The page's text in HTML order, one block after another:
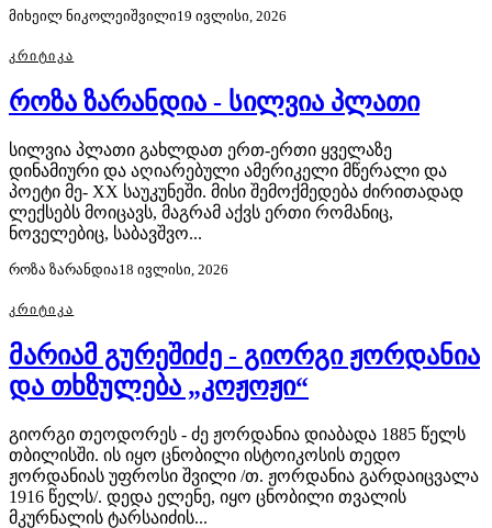
მიხეილ ნიკოლეიშვილი19 ივლისი, 2026
ᲙᲠᲘᲢᲘᲙᲐ
როზა ზარანდია - სილვია პლათი
სილვია პლათი გახლდათ ერთ-ერთი ყველაზე
დინამიური და აღიარებული ამერიკელი მწერალი და
პოეტი მე- XX საუკუნეში. მისი შემოქმედება ძირითადად
ლექსებს მოიცავს, მაგრამ აქვს ერთი რომანიც,
ნოველებიც, საბავშვო...
როზა ზარანდია18 ივლისი, 2026
ᲙᲠᲘᲢᲘᲙᲐ
მარიამ გურეშიძე - გიორგი ჟორდანია
და თხზულება „კოჟოჟი“
გიორგი თეოდორეს - ძე ჟორდანია დიაბადა 1885 წელს
თბილისში. ის იყო ცნობილი ისტოიკოსის თედო
ჟორდანიას უფროსი შვილი /თ. ჟორდანია გარდაიცვალა
1916 წელს/. დედა ელენე, იყო ცნობილი თვალის
მკურნალის ტარსაიძის...